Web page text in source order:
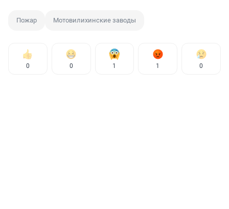
Пожар Мотовилихинские заводы
0 0 1 1 0